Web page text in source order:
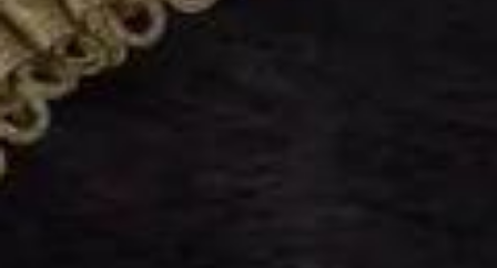
Aktuelles